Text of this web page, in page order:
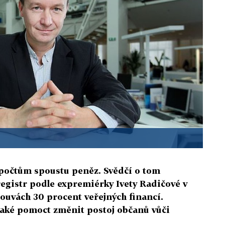
spoustu peněz. Svědčí o tom
podle expremiérky Ivety Radičové v
30 procent veřejných financí.
pomoct změnit postoj občanů vůči